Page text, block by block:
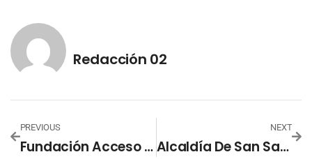
Redacción 02
PREVIOUS
Fundación Acceso 8 Años Beneficiando A Pobladores De El Pital, Chalatenango
NEXT
Alcaldía De San Salvador Habilita Albergues Preventivos Por Época De Lluvia